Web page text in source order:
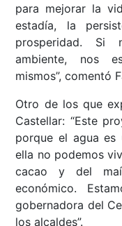
para mejorar la
estadía, la
prosperidad. Si
ambiente, nos
mismos”, comentó
Otro de los que
Castellar: “Este
porque el agua
ella no podemos
cacao y del
económico.
gobernadora del
los alcaldes”.